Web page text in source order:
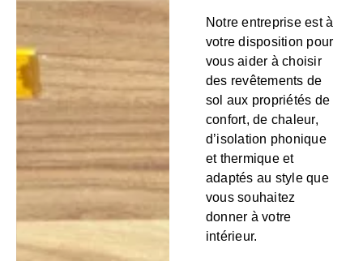
Notre entreprise est à
votre disposition pour
vous aider à choisir
des revêtements de
sol aux propriétés de
confort, de chaleur,
d’isolation phonique
et thermique et
adaptés au style que
vous souhaitez
donner à votre
intérieur.